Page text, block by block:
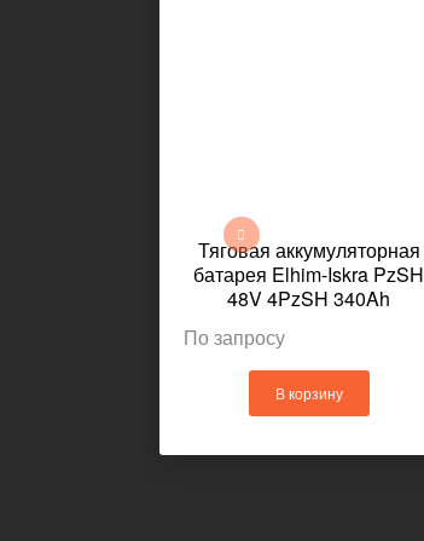
Тяговая аккумуляторная
батарея Elhim-Iskra PzSH
48V 4PzSH 340Ah
По запросу
В корзину